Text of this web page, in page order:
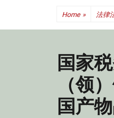
Home » 法律
国家
（领
国产